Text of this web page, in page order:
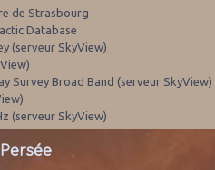
de Strasbourg
Database
(serveur SkyView)
Survey Broad Band (serveur SkyView)
(serveur SkyView)